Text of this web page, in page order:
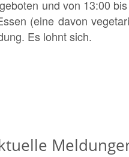
und von 13:00
(eine davon
Es lohnt sich.